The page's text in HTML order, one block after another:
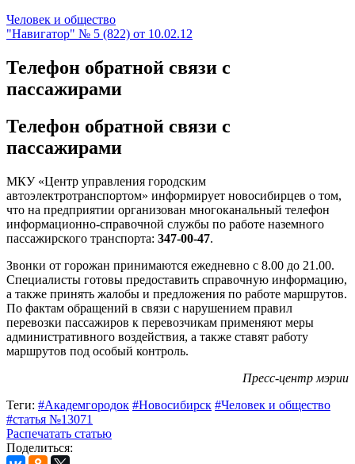
Человек и общество
"Навигатор" № 5 (822) от 10.02.12
Телефон обратной связи с
пассажирами
Телефон обратной связи с
пассажирами
МКУ «Центр управления городским
автоэлектротранспортом» информирует новосибирцев о том,
что на предприятии организован многоканальный телефон
информационно-справочной службы по работе наземного
пассажирского транспорта: 347-00-47.
Звонки от горожан принимаются ежедневно с 8.00 до 21.00.
Специалисты готовы предоставить справочную информацию,
а также принять жалобы и предложения по работе маршрутов.
По фактам обращений в связи с нарушением правил
перевозки пассажиров к перевозчикам применяют меры
административного воздействия, а также ставят работу
маршрутов под особый контроль.
Пресс-центр мэрии
Теги: #Академгородок #Новосибирск #Человек и общество
#статья №13071
Распечатать статью
Поделиться: